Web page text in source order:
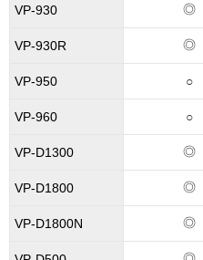
VP-930 ◎
VP-930R ◎
VP-950 ○
VP-960 ○
VP-D1300 ◎
VP-D1800 ◎
VP-D1800N ◎